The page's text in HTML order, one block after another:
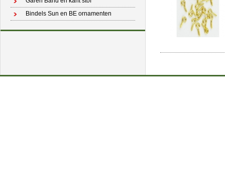
Bindels Sun en BE ornamenten